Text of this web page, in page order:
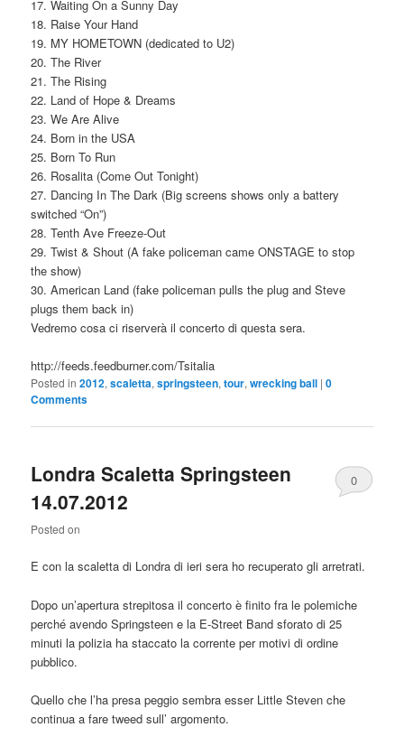
17. Waiting On a Sunny Day
18. Raise Your Hand
19. MY HOMETOWN (dedicated to U2)
20. The River
21. The Rising
22. Land of Hope & Dreams
23. We Are Alive
24. Born in the USA
25. Born To Run
26. Rosalita (Come Out Tonight)
27. Dancing In The Dark (Big screens shows only a battery
switched “On”)
28. Tenth Ave Freeze-Out
29. Twist & Shout (A fake policeman came ONSTAGE to stop
the show)
30. American Land (fake policeman pulls the plug and Steve
plugs them back in)
Vedremo cosa ci riserverà il concerto di questa sera.
http://feeds.feedburner.com/Tsitalia
Posted in 2012,scaletta,springsteen,tour,wrecking ball |0
Comments
Londra Scaletta Springsteen
14.07.2012
Posted on
0
E con la scaletta di Londra di ieri sera ho recuperato gli arretrati.
Dopo un’apertura strepitosa il concerto è finito fra le polemiche
perché avendo Springsteen e la E-Street Band sforato di 25
minuti la polizia ha staccato la corrente per motivi di ordine
pubblico.
Quello che l’ha presa peggio sembra esser Little Steven che
continua a fare tweed sull’ argomento.